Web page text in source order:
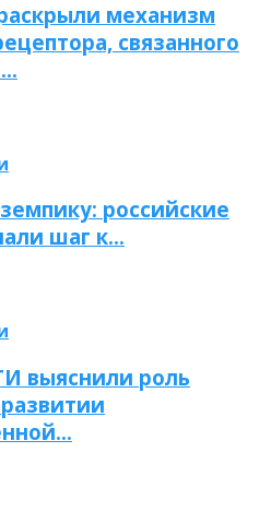
механизм
связанного
российские
шаг к…
выяснили роль